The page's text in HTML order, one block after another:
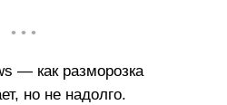
• • •
— как разморозка
но не надолго.